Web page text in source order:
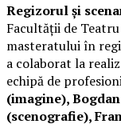
Regizorul și
Facultății de Teatru
masteratului în
a colaborat la
echipă de
(imagine),
(scenografie),